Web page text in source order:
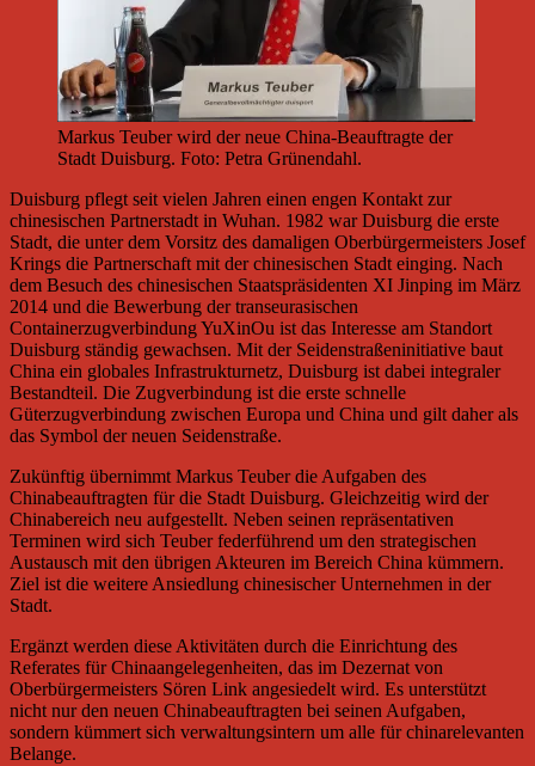
Markus Teuber wird der neue China-Beauftragte der
Stadt Duisburg. Foto: Petra Grünendahl.
Duisburg pflegt seit vielen Jahren einen engen Kontakt zur
chinesischen Partnerstadt in Wuhan. 1982 war Duisburg die erste
Stadt, die unter dem Vorsitz des damaligen Oberbürgermeisters Josef
Krings die Partnerschaft mit der chinesischen Stadt einging. Nach
dem Besuch des chinesischen Staatspräsidenten XI Jinping im März
2014 und die Bewerbung der transeurasischen
Containerzugverbindung YuXinOu ist das Interesse am Standort
Duisburg ständig gewachsen. Mit der Seidenstraßeninitiative baut
China ein globales Infrastrukturnetz, Duisburg ist dabei integraler
Bestandteil. Die Zugverbindung ist die erste schnelle
Güterzugverbindung zwischen Europa und China und gilt daher als
das Symbol der neuen Seidenstraße.
Zukünftig übernimmt Markus Teuber die Aufgaben des
Chinabeauftragten für die Stadt Duisburg. Gleichzeitig wird der
Chinabereich neu aufgestellt. Neben seinen repräsentativen
Terminen wird sich Teuber federführend um den strategischen
Austausch mit den übrigen Akteuren im Bereich China kümmern.
Ziel ist die weitere Ansiedlung chinesischer Unternehmen in der
Stadt.
Ergänzt werden diese Aktivitäten durch die Einrichtung des
Referates für Chinaangelegenheiten, das im Dezernat von
Oberbürgermeisters Sören Link angesiedelt wird. Es unterstützt
nicht nur den neuen Chinabeauftragten bei seinen Aufgaben,
sondern kümmert sich verwaltungsintern um alle für chinarelevanten
Belange.